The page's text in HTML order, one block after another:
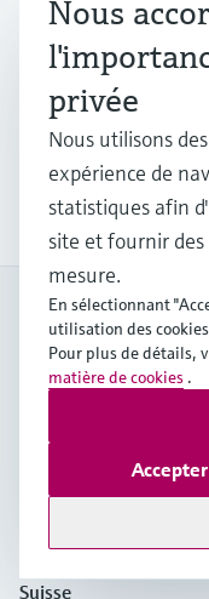
Nos réussites
Découvrez
Endress+Hauser.
industrielles, nos
En savoir plus
My Endress+Hauser
Gagnez en efficacité
Endress+Hauser!
Suisse
Nous
privée
Nous utilisons
expérience de
statistiques afin
site et fournir
mesure.
En sélectionnant
utilisation des
Pour plus de détails,
matière de cookies .